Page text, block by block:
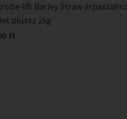
lift Barley Straw
plussz 2kg
Ft